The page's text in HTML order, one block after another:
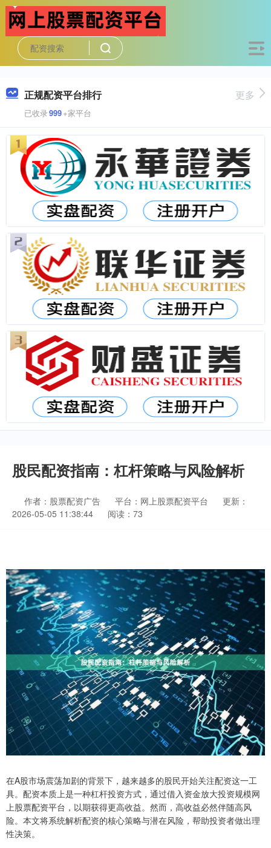
正规配资平台排行
已收录999+家平台
更多
股民配资指南：杠杆策略与风险解析
作者：股票配资广告 平台：网上股票配资平台
更新：
2026-05-05 11:38:44
阅读：73
在A股市场震荡加剧的背景下，越来越多的股民开始关注配资这一工
具。配资本质上是一种杠杆投资方式，通过借入资金放大投资规模网
上股票配资平台，以期获得更高收益。然而，高收益必然伴随高风
险。本文将系统解析配资的核心策略与潜在风险，帮助投资者做出理
性决策。